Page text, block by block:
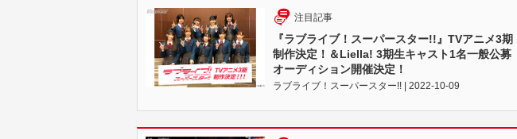
注目記事
『ラブライブ！スーパースター!!』TVアニメ3期
制作決定！＆Liella! 3期生キャスト1名一般公募
オーディション開催決定！
ラブライブ！スーパースター!! | 2022-10-09